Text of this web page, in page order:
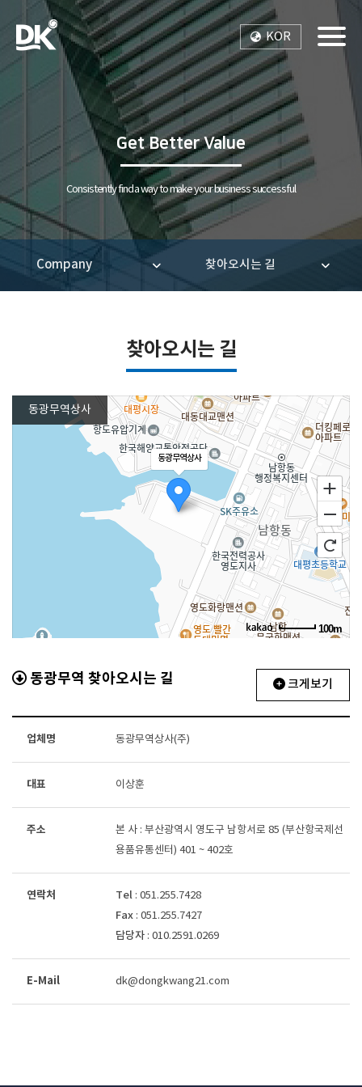
KOR
Get Better Value
Consistently find a way to make your business successful
Company 찾아오시는 길
찾아오시는 길
동광무역상사
동광무역상사
100m
동광무역 찾아오시는 길 크게보기
업체명 동광무역상사(주)
대표 이상훈
주소
본 사 : 부산광역시 영도구 남항서로 85 (부산항국제선
용품유통센터) 401 ~ 402호
연락처 Tel : 051.255.7428
Fax : 051.255.7427
담당자 : 010.2591.0269
E-Mail dk@dongkwang21.com